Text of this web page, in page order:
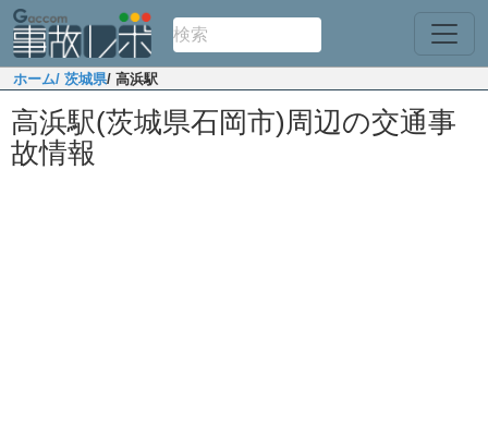
ホーム/ 茨城県/ 高浜駅
高浜駅(茨城県石岡市)周辺の交通事
故情報